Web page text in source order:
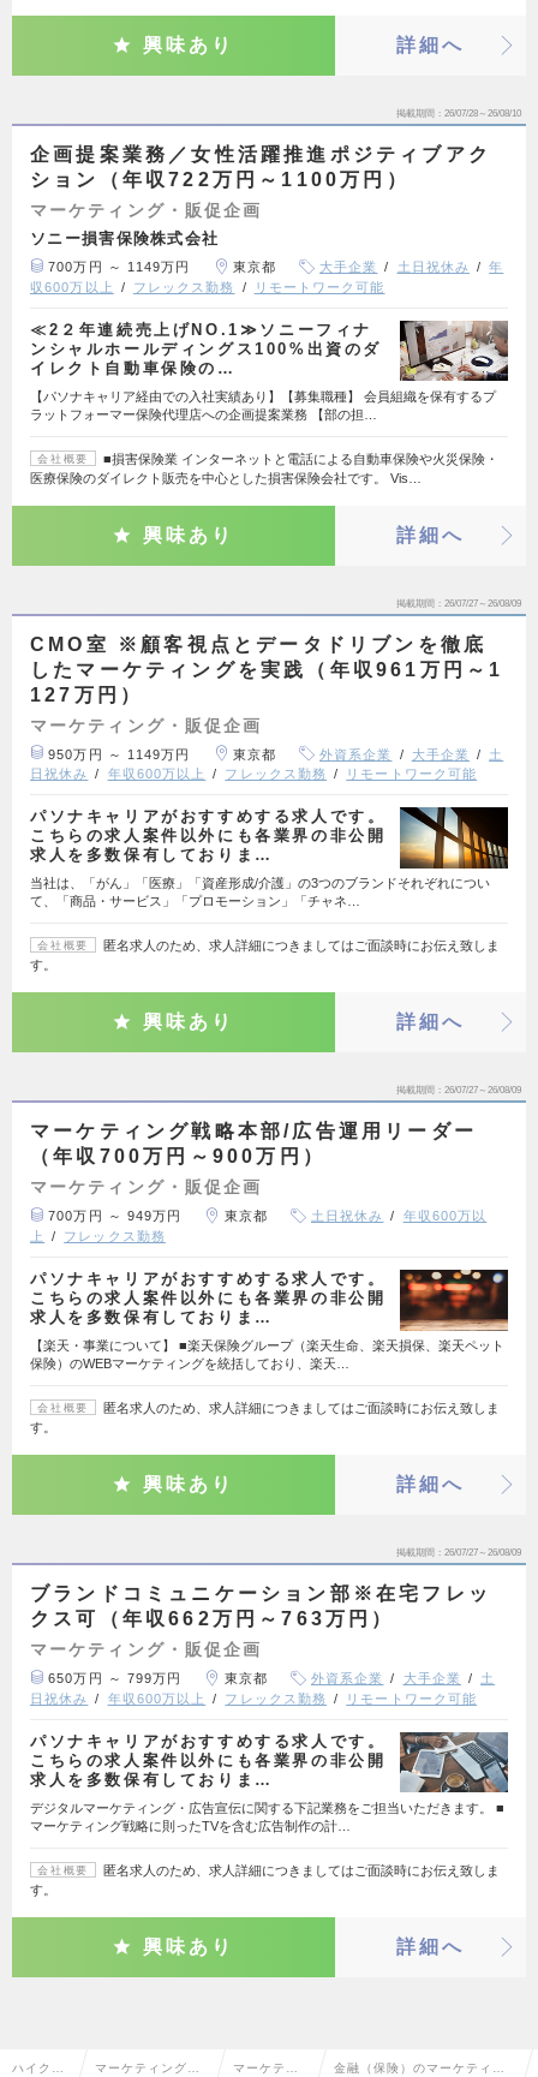
興味あり 詳細へ
掲載期間 26/07/28～26/08/10
企画提案業務／女性活躍推進ポジティブアク
ション（年収722万円～1100万円）
マーケティング・販促企画
ソニー損害保険株式会社
700万円 ～ 1149万円 東京都 大手企業 土日祝休み
年
収600万以上
フレックス勤務 リモートワーク可能
≪2２年連続売上げNO.1≫ソニーフィナ
ンシャルホールディングス100%出資のダ
イレクト自動車保険の…
【パソナキャリア経由での入社実績あり】【募集職種】 会員組織を保有するプ
ラットフォーマー保険代理店への企画提案業務 【部の担…
会社概要
■損害保険業 インターネットと電話による自動車保険や火災保険・
医療保険のダイレクト販売を中心とした損害保険会社です。 Vis…
興味あり 詳細へ
掲載期間 26/07/27～26/08/09
CMO室 ※顧客視点とデータドリブンを徹底
したマーケティングを実践（年収961万円～1
127万円）
マーケティング・販促企画
950万円 ～ 1149万円 東京都 外資系企業 大手企業
土
日祝休み
年収600万以上 フレックス勤務 リモートワーク可能
パソナキャリアがおすすめする求人です。
こちらの求人案件以外にも各業界の非公開
求人を多数保有しておりま…
当社は、「がん」「医療」「資産形成/介護」の3つのブランドそれぞれについ
て、「商品・サービス」「プロモーション」「チャネ…
会社概要
匿名求人のため、求人詳細につきましてはご面談時にお伝え致しま
す。
興味あり 詳細へ
掲載期間 26/07/27～26/08/09
マーケティング戦略本部/広告運用リーダー
（年収700万円～900万円）
マーケティング・販促企画
700万円 ～ 949万円 東京都 土日祝休み
年収600万以
上
フレックス勤務
パソナキャリアがおすすめする求人です。
こちらの求人案件以外にも各業界の非公開
求人を多数保有しておりま…
【楽天・事業について】 ■楽天保険グループ（楽天生命、楽天損保、楽天ペット
保険）のWEBマーケティングを統括しており、楽天…
会社概要
匿名求人のため、求人詳細につきましてはご面談時にお伝え致しま
す。
興味あり 詳細へ
掲載期間 26/07/27～26/08/09
ブランドコミュニケーション部※在宅フレッ
クス可（年収662万円～763万円）
マーケティング・販促企画
650万円 ～ 799万円 東京都 外資系企業 大手企業
土
日祝休み
年収600万以上 フレックス勤務 リモートワーク可能
パソナキャリアがおすすめする求人です。
こちらの求人案件以外にも各業界の非公開
求人を多数保有しておりま…
デジタルマーケティング・広告宣伝に関する下記業務をご担当いただきます。 ■
マーケティング戦略に則ったTVを含む広告制作の計…
会社概要
匿名求人のため、求人詳細につきましてはご面談時にお伝え致しま
す。
興味あり 詳細へ
ハイクラ マーケティング・ マーケティ 金融（保険）のマーケティン